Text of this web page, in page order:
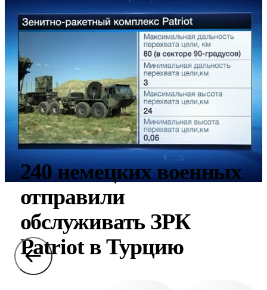
240 немецких военных
отправили
обслуживать ЗРК
Patriot в Турцию